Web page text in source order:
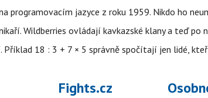
programovacím jazyce z roku 1959. Nikdo ho
Wildberries ovládají kavkazské klany a teď po
18 : 3 + 7 × 5 správně spočítají jen lidé,
Fights.cz